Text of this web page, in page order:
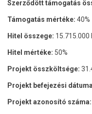
Szerződött támogatás
Támogatás mértéke: 40%
Hitel összege: 15.715.000
Hitel mértéke: 50%
Projekt összköltsége:
Projekt befejezési
Projekt azonosító száma: